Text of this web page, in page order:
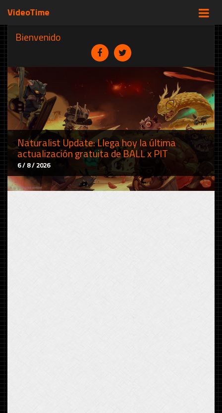
VideoTime
Bienvenido
Naturalist Update: Llega hoy la última
actualización gratuita de BALL x PIT
6 / 8 / 2026